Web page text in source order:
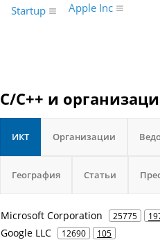
Startup Apple Inc
C/C++ и
ИКТ Организации
География Статьи
Microsoft Corporation 25775
Google LLC 12690 105